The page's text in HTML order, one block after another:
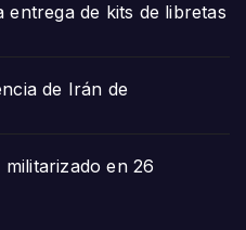
entrega de kits de libretas
de Irán de
en 26